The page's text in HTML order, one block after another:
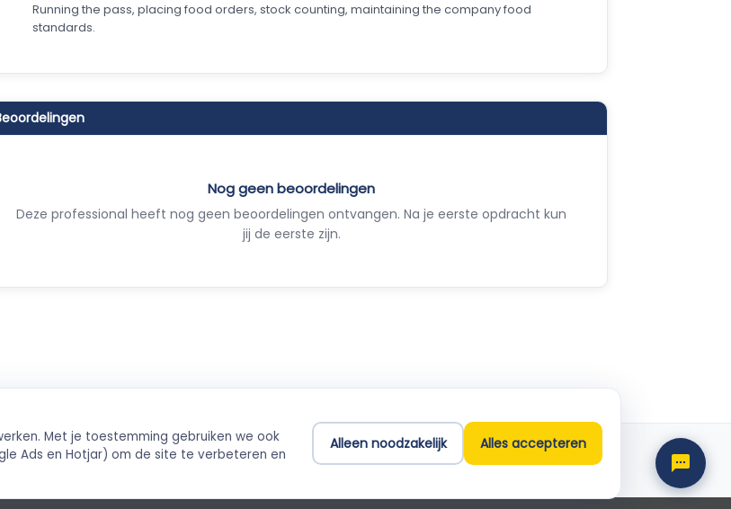
Running the pass, placing food orders, stock counting, maintaining the company food
standards.
Nog geen beoordelingen
Deze professional heeft nog geen beoordelingen ontvangen. Na je eerste opdracht kun
jij de eerste zijn.
Direct boekbaar
Support
info@empla.nl
Met je toestemming gebruiken we ook
Ads en Hotjar) om de site te verbeteren en
Alleen noodzakelijk Alles accepteren